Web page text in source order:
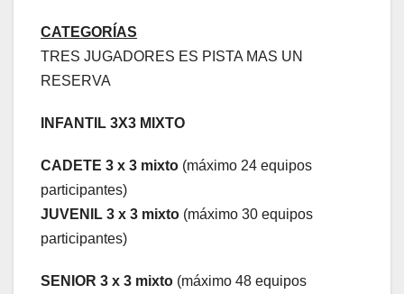
CATEGORÍAS
TRES JUGADORES ES PISTA MAS UN
RESERVA
INFANTIL 3X3 MIXTO
CADETE 3 x 3 mixto (máximo 24 equipos
participantes)
JUVENIL 3 x 3 mixto (máximo 30 equipos
participantes)
SENIOR 3 x 3 mixto (máximo 48 equipos